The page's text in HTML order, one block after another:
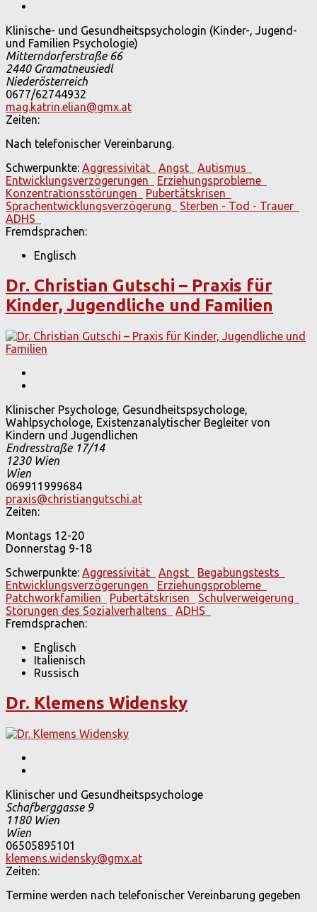
Klinische- und Gesundheitspsychologin (Kinder-, Jugend-
und Familien Psychologie)
Mitterndorferstraße 66
2440Gramatneusiedl
Niederösterreich
0677/62744932
mag.katrin.elian@gmx.at
Zeiten:
Nach telefonischer Vereinbarung.
Schwerpunkte: Aggressivität Angst
Autismus
Entwicklungsverzögerungen
Erziehungsprobleme
Konzentrationsstörungen
Pubertätskrisen
Sprachentwicklungsverzögerung
Sterben - Tod - Trauer
ADHS
Fremdsprachen:
Englisch
Dr. Christian Gutschi – Praxis für
Kinder, Jugendliche und Familien
Klinischer Psychologe, Gesundheitspsychologe,
Wahlpsychologe, Existenzanalytischer Begleiter von
Kindern und Jugendlichen
Endresstraße 17/14
1230Wien
Wien
069911999684
praxis@christiangutschi.at
Zeiten:
Montags 12-20
Donnerstag 9-18
Schwerpunkte: Aggressivität Angst
Begabungstests
Entwicklungsverzögerungen
Erziehungsprobleme
Patchworkfamilien
Pubertätskrisen
Schulverweigerung
Störungen des Sozialverhaltens
ADHS
Fremdsprachen:
Englisch
Italienisch
Russisch
Dr. Klemens Widensky
Klinischer und Gesundheitspsychologe
Schafberggasse 9
1180Wien
Wien
06505895101
klemens.widensky@gmx.at
Zeiten:
Termine werden nach telefonischer Vereinbarung gegeben